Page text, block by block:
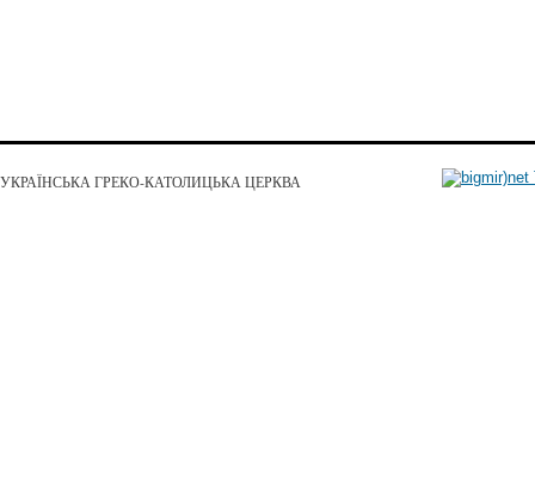
УКРАЇНСЬКА ГРЕКО-КАТОЛИЦЬКА ЦЕРКВА